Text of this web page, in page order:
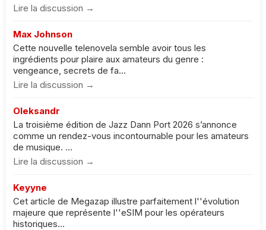
Lire la discussion →
Max Johnson
Cette nouvelle telenovela semble avoir tous les
ingrédients pour plaire aux amateurs du genre :
vengeance, secrets de fa...
Lire la discussion →
Oleksandr
La troisième édition de Jazz Dann Port 2026 s’annonce
comme un rendez-vous incontournable pour les amateurs
de musique. ...
Lire la discussion →
Keyyne
Cet article de Megazap illustre parfaitement l''évolution
majeure que représente l''eSIM pour les opérateurs
historiques...